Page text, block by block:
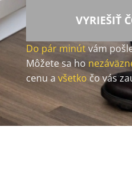
VYRIEŠIŤ
Do pár minútvám
Môžete sa ho
cenu a všetko čo vás